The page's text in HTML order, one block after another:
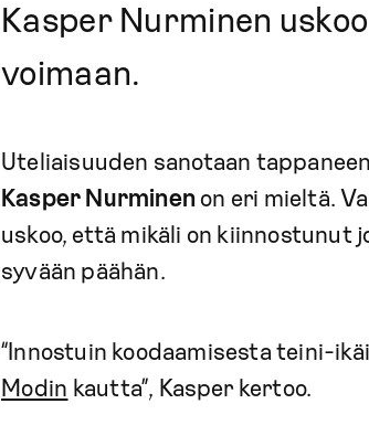
Kasper Nurminen
voimaan.
Uteliaisuuden sanotaan
Kasper Nurminen on eri mieltä.
uskoo, että mikäli on kiinnostunut
syvään päähän.
“Innostuin koodaamisesta teini-
Modin kautta”, Kasper kertoo.